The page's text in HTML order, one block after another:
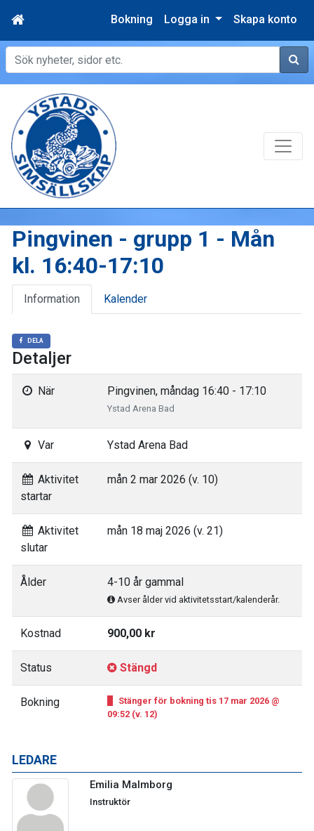
Bokning Logga in Skapa konto
Sök
LEDARE
Emilia Malmborg
Instruktör
Pingvinen - grupp 1 - Mån
kl. 16:40-17:10
Information Kalender
DELA
Detaljer
När Pingvinen, måndag 16:40 - 17:10
Ystad Arena Bad
Var Ystad Arena Bad
Aktivitet
startar
mån 2 mar 2026 (v. 10)
Aktivitet
slutar
mån 18 maj 2026 (v. 21)
Ålder 4-10 år gammal
Avser ålder vid aktivitetsstart/kalenderår.
Kostnad 900,00 kr
Status Stängd
Bokning
Stänger för bokning tis 17 mar 2026 @
09:52 (v. 12)